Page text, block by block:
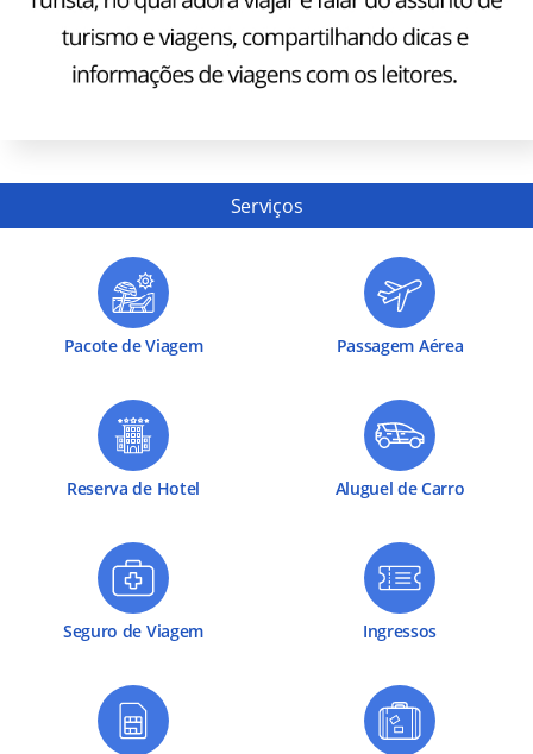
Serviços
Pacote de Viagem Passagem Aérea
Reserva de Hotel Aluguel de Carro
Seguro de Viagem Ingressos